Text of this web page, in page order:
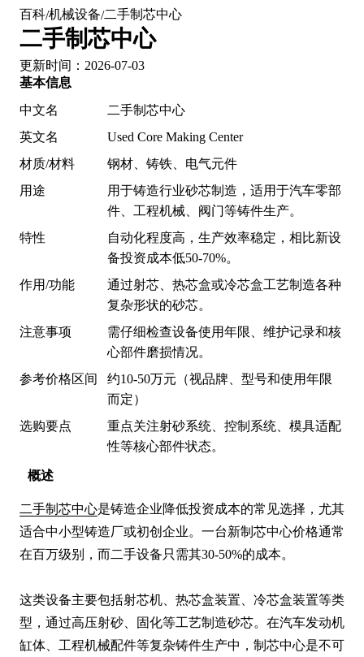
百科/机械设备/二手制芯中心
二手制芯中心
更新时间：2026-07-03
概述
二手制芯中心是铸造企业降低投资成本的常见选择，尤其
适合中小型铸造厂或初创企业。一台新制芯中心价格通常
在百万级别，而二手设备只需其30-50%的成本。
这类设备主要包括射芯机、热芯盒装置、冷芯盒装置等类
型，通过高压射砂、固化等工艺制造砂芯。在汽车发动机
缸体、工程机械配件等复杂铸件生产中，制芯中心是不可
基本信息
中文名
二手制芯中心
英文名
Used Core Making Center
材质/材料
钢材、铸铁、电气元件
用途
用于铸造行业砂芯制造，适用于汽车零部
件、工程机械、阀门等铸件生产。
特性
自动化程度高，生产效率稳定，相比新设
备投资成本低50-70%。
作用/功能
通过射芯、热芯盒或冷芯盒工艺制造各种
复杂形状的砂芯。
注意事项
需仔细检查设备使用年限、维护记录和核
心部件磨损情况。
参考价格区间
约10-50万元（视品牌、型号和使用年限
而定）
选购要点
重点关注射砂系统、控制系统、模具适配
性等核心部件状态。